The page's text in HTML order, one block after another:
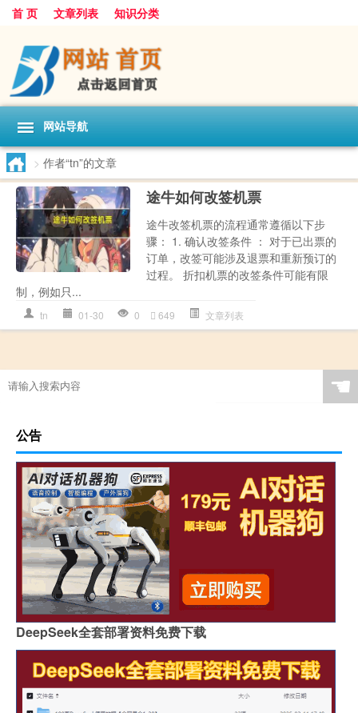
首 页 文章列表 知识分类
网站导航
> 作者“tn”的文章
途牛如何改签机票
途牛改签机票的流程通常遵循以下步
骤： 1. 确认改签条件 ： 对于已出票的
订单，改签可能涉及退票和重新预订的
过程。 折扣机票的改签条件可能有限
制，例如只...
tn 01-30 0 649 文章列表
☚
公告
DeepSeek全套部署资料免费下载